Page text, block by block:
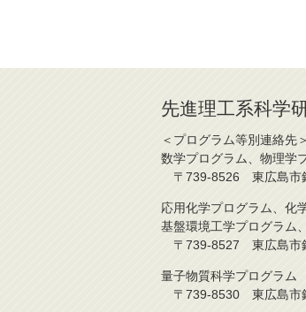
先進理工系科学
＜プログラム等別連絡先＞
数学プログラム、物理学
〒739-8526 東広島市
応用化学プログラム、化
基盤環境工学プログラム
〒739-8527 東広島市
量子物質科学プログラム
〒739-8530 東広島市